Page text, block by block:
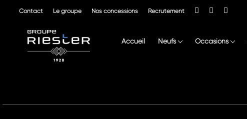
Contact Le groupe Nos concessions Recrutement
Accueil Neufs Occasions